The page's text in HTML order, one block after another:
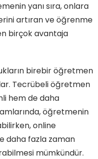
yanı sıra, onlara
artıran ve öğrenme
birçok avantaja
birebir öğretmen
Tecrübeli öğretmen
hem de daha
öğretmenin
online
daha fazla zaman
mümkündür.